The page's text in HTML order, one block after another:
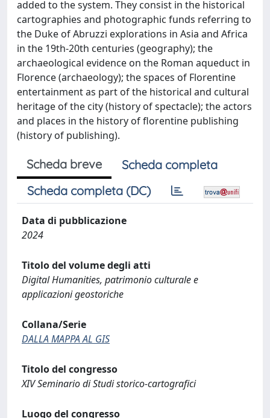
added to the system. They consist in the historical
cartographies and photographic funds referring to
the Duke of Abruzzi explorations in Asia and Africa
in the 19th-20th centuries (geography); the
archaeological evidence on the Roman aqueduct in
Florence (archaeology); the spaces of Florentine
entertainment as part of the historical and cultural
heritage of the city (history of spectacle); the actors
and places in the history of florentine publishing
(history of publishing).
Scheda breve
Scheda completa
Scheda completa (DC)
Data di pubblicazione
2024
Titolo del volume degli atti
Digital Humanities, patrimonio culturale e
applicazioni geostoriche
Collana/Serie
DALLA MAPPA AL GIS
Titolo del congresso
XIV Seminario di Studi storico-cartografici
Luogo del congresso